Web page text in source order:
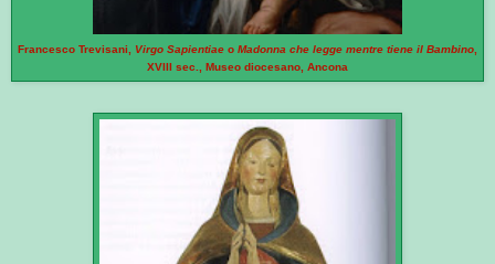
Francesco Trevisani, Virgo Sapientiae o Madonna che legge mentre tiene il Bambino
XVIII sec., Museo diocesano, Ancona